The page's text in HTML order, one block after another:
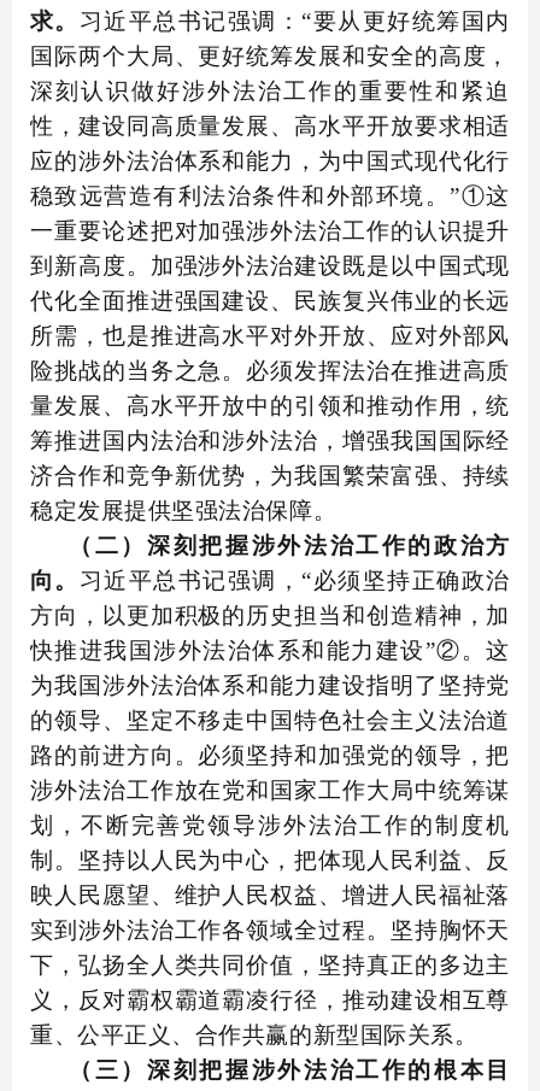
求。 习近平总书记强调：“要从更好统筹国内
国际两个大局、更好统筹发展和安全的高度，
深刻认识做好涉外法治工作的重要性和紧迫
性，建设同高质量发展、高水平开放要求相适
应的涉外法治体系和能力，为中国式现代化行
稳致远营造有利法治条件和外部环境。”①这
一重要论述把对加强涉外法治工作的认识提升
到新高度。加强涉外法治建设既是以中国式现
代化全面推进强国建设、民族复兴伟业的长远
所需，也是推进高水平对外开放、应对外部风
险挑战的当务之急。必须发挥法治在推进高质
量发展、高水平开放中的引领和推动作用，统
筹推进国内法治和涉外法治，增强我国国际经
济合作和竞争新优势，为我国繁荣富强、持续
稳定发展提供坚强法治保障。
（二）深刻把握涉外法治工作的政治方
向。 习近平总书记强调，“必须坚持正确政治
方向，以更加积极的历史担当和创造精神，加
快推进我国涉外法治体系和能力建设”②。这
为我国涉外法治体系和能力建设指明了坚持党
的领导、坚定不移走中国特色社会主义法治道
路的前进方向。必须坚持和加强党的领导，把
涉外法治工作放在党和国家工作大局中统筹谋
划，不断完善党领导涉外法治工作的制度机
制。坚持以人民为中心，把体现人民利益、反
映人民愿望、维护人民权益、增进人民福祉落
实到涉外法治工作各领域全过程。坚持胸怀天
下，弘扬全人类共同价值，坚持真正的多边主
义，反对霸权霸道霸凌行径，推动建设相互尊
重、公平正义、合作共赢的新型国际关系。
（三）深刻把握涉外法治工作的根本目